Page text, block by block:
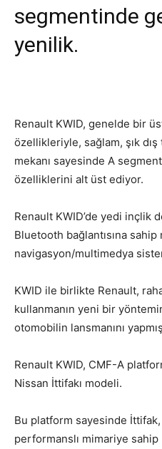
segmentinde
yenilik.
Renault KWID, genelde bir
özellikleriyle, sağlam, şık dış
mekanı sayesinde A
özelliklerini alt üst ediyor.
Renault KWID’de yedi inçlik
Bluetooth bağlantısına
navigasyon/multimedya
KWID ile birlikte Renault,
kullanmanın yeni bir
otomobilin lansmanını
Renault KWID, CMF-A
Nissan İttifakı modeli.
Bu platform sayesinde İttifak,
performanslı mimariye